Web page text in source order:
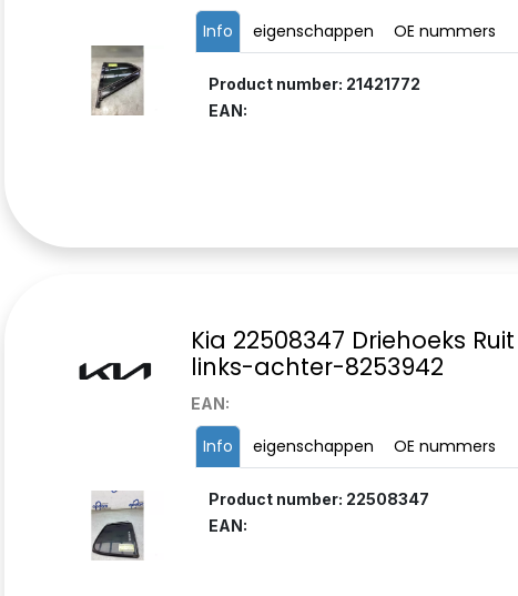
Info eigenschappen OE nummers
Product number: 21421772
EAN:
Kia 22508347 Driehoeks Ruit
links-achter-8253942
EAN:
Info eigenschappen OE nummers
Product number: 22508347
EAN: